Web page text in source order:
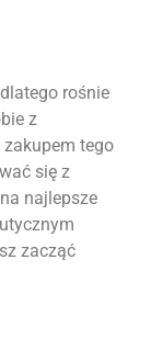
rośnie
z
tego
się z
najlepsze
zacząć